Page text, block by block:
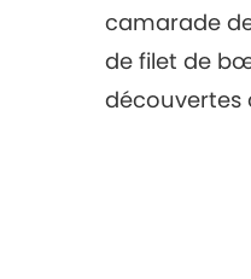
camarade
de filet de
découvertes